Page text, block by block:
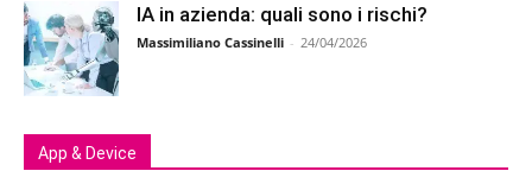
IA in azienda: quali sono i rischi?
Massimiliano Cassinelli - 24/04/2026
App & Device